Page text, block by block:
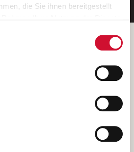
die Sie ihnen bereitgestellt
zulassen“ klicken, so stimmen
Cookies zu. Sie können
jederzeit widerrufen,
aufrufen und diese
des AWO Bezirksverbandes Unterfranken